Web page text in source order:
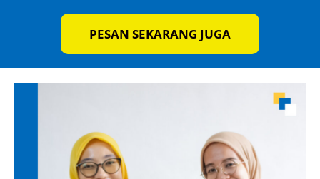
PESAN SEKARANG JUGA